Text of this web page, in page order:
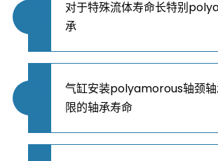
对于特殊流体寿命长特别
承
气缸安装polyamorous轴颈
限的轴承寿命